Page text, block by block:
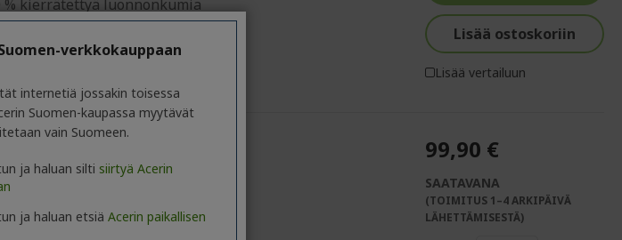
% kierrätettyä luonnonkumia
Lisää ostoskoriin
Lisää vertailuun
D7 WiFi-dongle
99,90 €
SAATAVANA
(TOIMITUS 1–4 ARKIPÄIVÄ
LÄHETTÄMISESTÄ)
verkkokauppaan
internetiä jossakin toisessa
Suomen-kaupassa myytävät
vain Suomeen.
ja haluan silti siirtyä Acerin
ja haluan etsiä Acerin paikallisen